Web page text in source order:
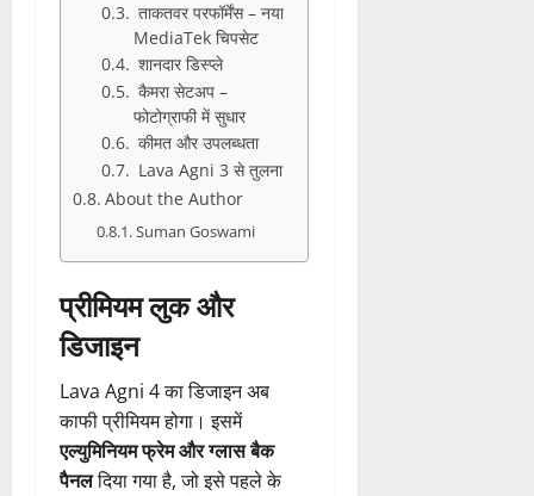
ताकतवर परफॉर्मेंस – नया
MediaTek चिपसेट
शानदार डिस्प्ले
कैमरा सेटअप –
फोटोग्राफी में सुधार
कीमत और उपलब्धता
Lava Agni 3 से तुलना
About the Author
Suman Goswami
प्रीमियम लुक और
डिजाइन
Lava Agni 4 का डिजाइन अब
काफी प्रीमियम होगा। इसमें
एल्युमिनियम फ्रेम और ग्लास बैक
पैनलदिया गया है, जो इसे पहले के